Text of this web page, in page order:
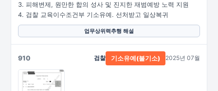
피해변제, 원만한 합의 성사 및 진지한 재범예방 노력 지원
검찰 교육이수조건부 기소유예. 선처받고 일상복귀
업무상위력추행 해설
910 검찰 기소유예(불기소) 2025년 07월